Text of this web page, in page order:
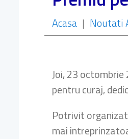
Acasa | Noutati
Joi, 23 octombrie
pentru curaj,
Potrivit
mai